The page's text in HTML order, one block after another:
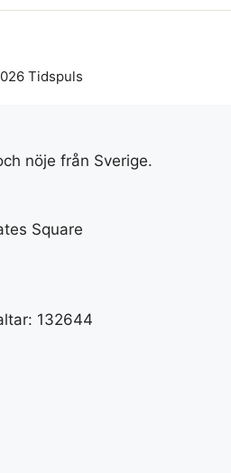
Tidspuls
nöje från Sverige.
Square
132644